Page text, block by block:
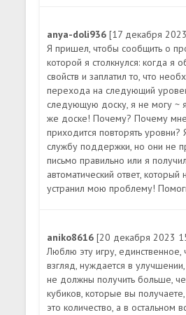
anya-doli936[17 декабря
Я пришел, чтобы сообщить о
которой я столкнулся: когда я
свойств и заплатил то, что
перехода на следующий
следующую доску, я не могу ~
же доске! Почему? Почему
приходится повторять уровни?
службу поддержки, но они не
письмо правильно или я получил
автоматический ответ,
устранил мою проблему!
aniko8616[20 декабря 2023
Люблю эту игру, единственное,
взгляд, нуждается в
не должны получить больше,
кубиков, которые вы
это количество, а в остальном